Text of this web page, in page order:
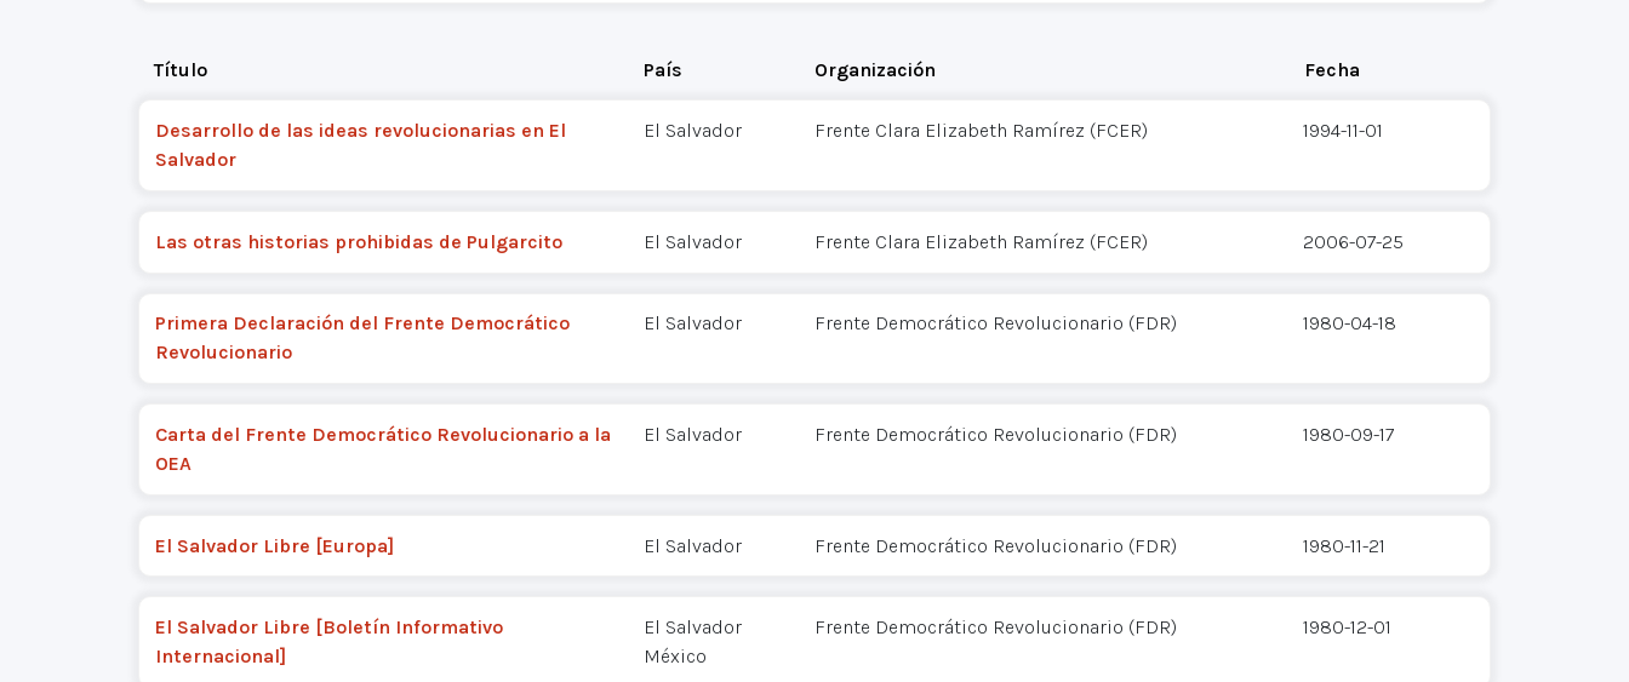
Título País Organización Fecha
Desarrollo de las ideas revolucionarias en El
Salvador
El Salvador Frente Clara Elizabeth Ramírez (FCER) 1994-11-01
Las otras historias prohibidas de Pulgarcito El Salvador Frente Clara Elizabeth Ramírez (FCER) 2006-07-25
Primera Declaración del Frente Democrático
Revolucionario
El Salvador Frente Democrático Revolucionario (FDR) 1980-04-18
Carta del Frente Democrático Revolucionario a la
OEA
El Salvador Frente Democrático Revolucionario (FDR) 1980-09-17
El Salvador Libre [Europa] El Salvador Frente Democrático Revolucionario (FDR) 1980-11-21
El Salvador Libre [Boletín Informativo
Internacional]
El Salvador
México
Frente Democrático Revolucionario (FDR) 1980-12-01